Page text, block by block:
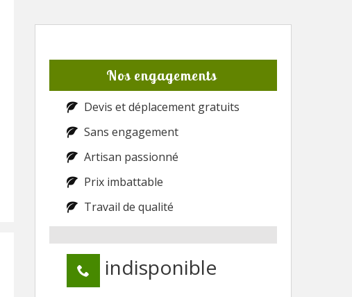
Nos engagements
Devis et déplacement gratuits
Sans engagement
Artisan passionné
Prix imbattable
Travail de qualité
indisponible